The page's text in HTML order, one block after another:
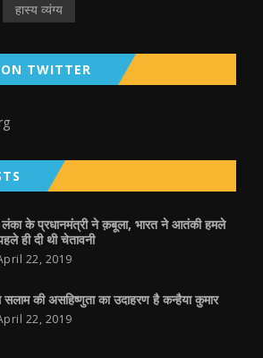
हास्य व्यंग्य
TWITTER
लंका के प्रधानमंत्री ने क़बूला, भारत ने आतंकी हमले
ही दी थी चेतावनी
22, 2019
सलाम की असहिष्णुता का उदाहरण है कन्हैया कुमार
22, 2019